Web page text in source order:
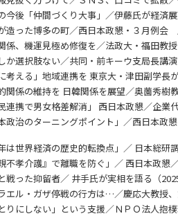
後「仲間づくり大事」／伊藤氏が経済
った博多の町／西日本政懇・３月例会
、機運見極め修復を／法政大・福田教
選択肢ない／共同・前キーウ支局長講
える」地域連携を 東京大・津田副学長
係の維持を 日韓関係を展望／奥薗秀樹
携で男女格差解消」 西日本政懇／企業
治のターニングポイント」／西日本政
世界経済の歴史的転換点」／ 日本総
孝介護』で離職を防ぐ」／ 西日本政懇
った抑留者／ 井手氏が実相を語る（
ル・ガザ停戦の行方は…／慶応大教授
にしない」という支援／ＮＰＯ法人抱